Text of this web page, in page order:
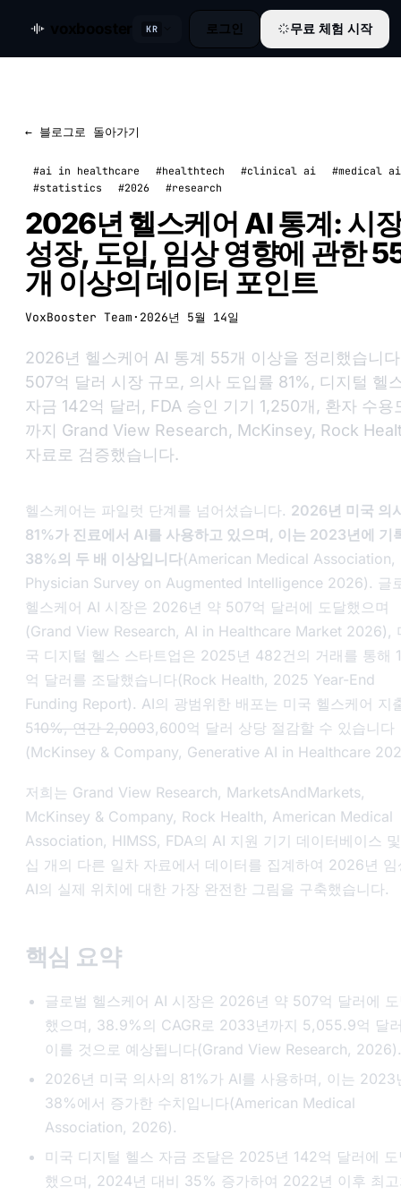
KR 로그인 무료 체험 시작
← 블로그로 돌아가기
#ai in healthcare #healthtech #clinical ai
#medical ai
#statistics
#2026 #research
2026년 헬스케어 AI 통계: 시
성장, 도입, 임상 영향에 관한
개 이상의 데이터 포인트
VoxBooster Team · 2026년 5월 14일
2026년 헬스케어 AI 통계 55개 이상을 정리했습니
507억 달러 시장 규모, 의사 도입률 81%, 디지털 헬
자금 142억 달러, FDA 승인 기기 1,250개, 환자 수용
까지 Grand View Research, McKinsey, Rock
자료로 검증했습니다.
헬스케어는 파일럿 단계를 넘어섰습니다. 2026년 미국 의
81%가 진료에서 AI를 사용하고 있으며, 이는 2023년에 기
38%의 두 배 이상입니다(American Medical Association,
Physician Survey on Augmented Intelligence 2026). 글
헬스케어 AI 시장은 2026년 약 507억 달러에 도달했으며
(Grand View Research, AI in Healthcare Market 2026),
국 디지털 헬스 스타트업은 2025년 482건의 거래를 통해
억 달러를 조달했습니다(Rock Health, 2025 Year-End
Funding Report). AI의 광범위한 배포는 미국 헬스케어 지
510%, 연간 2,0003,600억 달러 상당 절감할 수 있습니다
(McKinsey & Company, Generative AI in Healthcare
저희는 Grand View Research, MarketsAndMarkets,
McKinsey & Company, Rock Health, American Medical
Association, HIMSS, FDA의 AI 지원 기기 데이터베이스
십 개의 다른 일차 자료에서 데이터를 집계하여 2026년 임
AI의 실제 위치에 대한 가장 완전한 그림을 구축했습니다.
핵심 요약
글로벌 헬스케어 AI 시장은 2026년 약 507억 달러에
했으며, 38.9%의 CAGR로 2033년까지 5,055.9억 달
이를 것으로 예상됩니다(Grand View Research, 2026).
2026년 미국 의사의 81%가 AI를 사용하며, 이는 2023
38%에서 증가한 수치입니다(American Medical
Association, 2026).
미국 디지털 헬스 자금 조달은 2025년 142억 달러에
했으며, 2024년 대비 35% 증가하여 2022년 이후 최